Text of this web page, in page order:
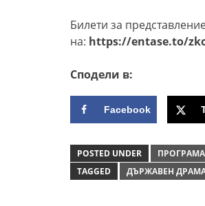
Билети за
на: https://entase.to/
Сподели в:
Facebook
POSTED UNDER ПРОГРАМА
TAGGED
ДЪРЖАВЕН